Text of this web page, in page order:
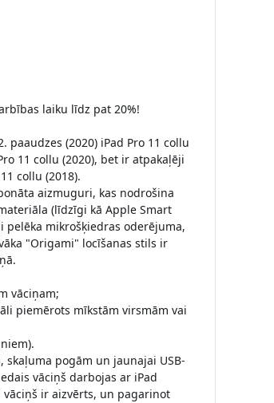
laiku līdz pat 20%!
(2020) iPad Pro 11 collu
11 collu (2020), bet ir atpakaļēji
collu (2018).
aizmuguri, kas nodrošina
(līdzīgi kā Apple Smart
mikrošķiedras oderējuma,
"Origami" locīšanas stils ir
vāciņam;
piemērots mīkstām virsmām vai
pogām un jaunajai USB-
vāciņš darbojas ar iPad
ir aizvērts, un pagarinot